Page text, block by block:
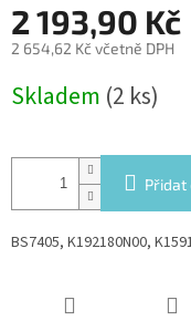
2 193,90 Kč
2 654,62 Kč včetně DPH
cena:
Skladem (2 ks)
Přidat
BS7405, K192180N00,